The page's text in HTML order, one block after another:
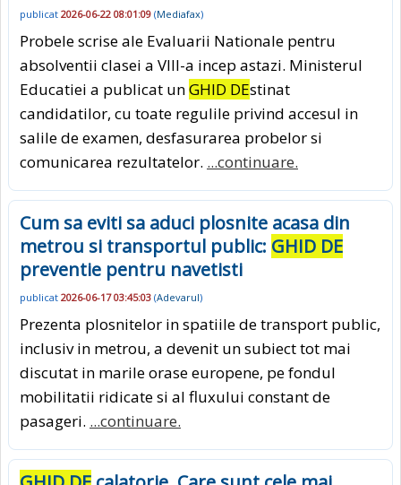
publicat 2026-06-22 08:01:09 (Mediafax)
Probele scrise ale Evaluarii Nationale pentru
absolventii clasei a VIII-a incep astazi. Ministerul
Educatiei a publicat unGHID DEstinat
candidatilor, cu toate regulile privind accesul in
salile de examen, desfasurarea probelor si
comunicarea rezultatelor. ...continuare.
Cum sa eviti sa aduci plosnite acasa din
metrou si transportul public: GHID DE
preventie pentru navetisti
publicat 2026-06-17 03:45:03 (Adevarul)
Prezenta plosnitelor in spatiile de transport public,
inclusiv in metrou, a devenit un subiect tot mai
discutat in marile orase europene, pe fondul
mobilitatii ridicate si al fluxului constant de
pasageri. ...continuare.